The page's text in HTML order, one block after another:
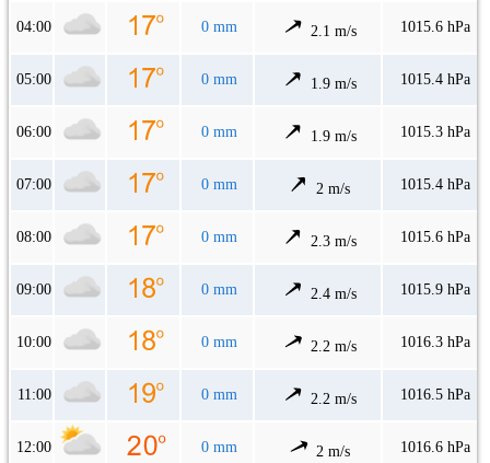
04:00 0 mm 2.1 m/s 1015.6 hPa
05:00 0 mm 1.9 m/s 1015.4 hPa
06:00 0 mm 1.9 m/s 1015.3 hPa
07:00 0 mm 2 m/s 1015.4 hPa
08:00 0 mm 2.3 m/s 1015.6 hPa
09:00 0 mm 2.4 m/s 1015.9 hPa
10:00 0 mm 2.2 m/s 1016.3 hPa
11:00 0 mm 2.2 m/s 1016.5 hPa
12:00 0 mm 2 m/s 1016.6 hPa